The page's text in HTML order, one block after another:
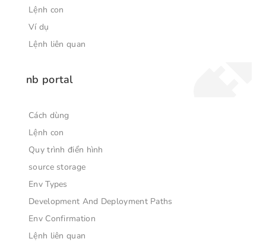
Lệnh con
Ví dụ
Lệnh liên quan
nb portal
Cách dùng
Lệnh con
Quy trình điển hình
source storage
Env Types
Development And Deployment Paths
Env Confirmation
Lệnh liên quan